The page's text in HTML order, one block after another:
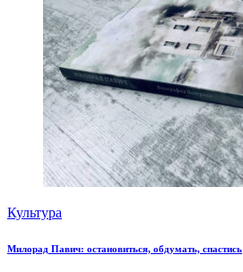
Культура
Милорад Павич: остановиться, обдумать, спастись